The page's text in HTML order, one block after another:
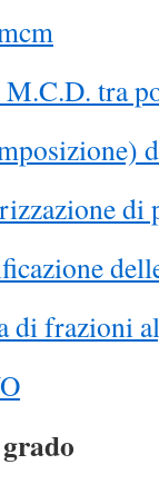
M.C.D. tra
di
di frazioni